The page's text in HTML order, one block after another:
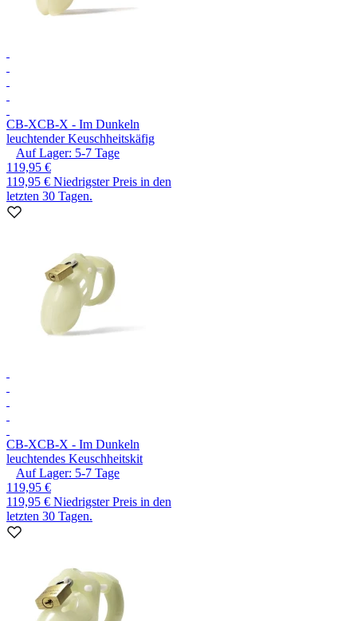
CB-XCB-X - Im Dunkeln
leuchtender Keuschheitskäfig
Auf Lager: 5-7 Tage
119,95 €
119,95 € Niedrigster Preis in den
letzten 30 Tagen.
CB-XCB-X - Im Dunkeln
leuchtendes Keuschheitskit
Auf Lager: 5-7 Tage
119,95 €
119,95 € Niedrigster Preis in den
letzten 30 Tagen.